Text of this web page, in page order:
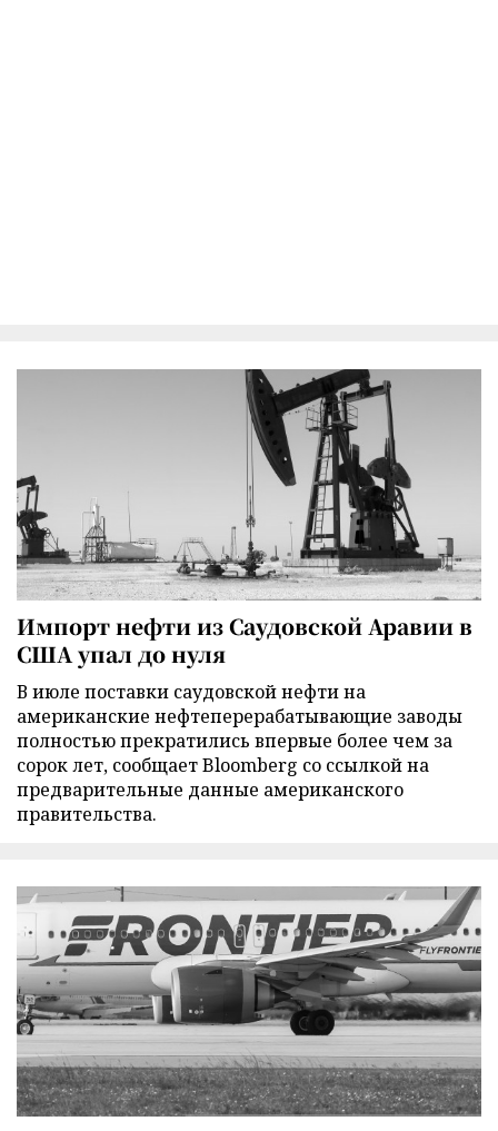
Импорт нефти из Саудовской Аравии в
США упал до нуля
В июле поставки саудовской нефти на
американские нефтеперерабатывающие заводы
полностью прекратились впервые более чем за
сорок лет, сообщает Bloomberg со ссылкой на
предварительные данные американского
правительства.